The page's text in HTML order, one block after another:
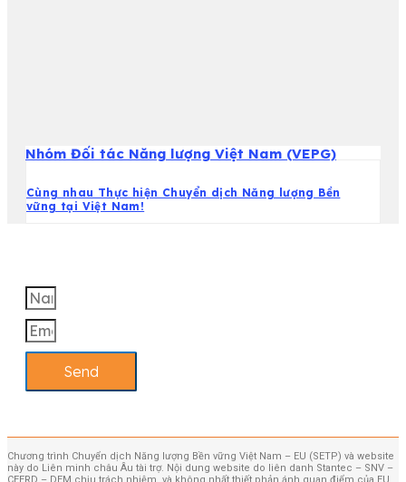
Nhóm Đối tác Năng lượng Việt Nam (VEPG)
Cùng nhau Thực hiện Chuyển dịch Năng lượng Bền
vững tại Việt Nam!
Send
Chương trình Chuyển dịch Năng lượng Bền vững Việt Nam – EU (SETP) và website
này do Liên minh châu Âu tài trợ. Nội dung website do liên danh Stantec – SNV –